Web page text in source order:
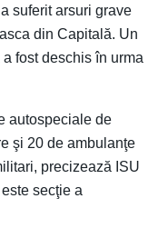
suferit arsuri grave
din Capitală. Un
fost deschis în urma
autospeciale de
şi 20 de ambulanţe
precizează ISU
secţie a